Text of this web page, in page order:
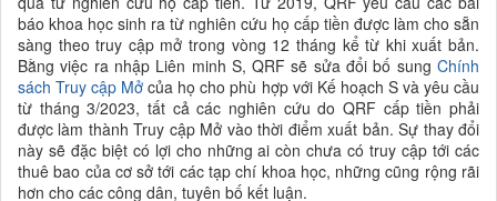
báo khoa học sinh ra từ nghiên cứu họ cấp tiền được làm cho sẵn
sàng theo truy cập mở trong vòng 12 tháng kể từ khi xuất bản.
Bằng việc ra nhập Liên minh S, QRF sẽ sửa đổi bố sung Chính
sách Truy cập Mở của họ cho phù hợp với Kế hoạch S và yêu cầu
từ tháng 3/2023, tất cả các nghiên cứu do QRF cấp tiền phải
được làm thành Truy cập Mở vào thời điểm xuất bản. Sự thay đổi
này sẽ đặc biệt có lợi cho những ai còn chưa có truy cập tới các
thuê bao của cơ sở tới các tạp chí khoa học, những cũng rộng rãi
hơn cho các công dân, tuyên bố kết luận.